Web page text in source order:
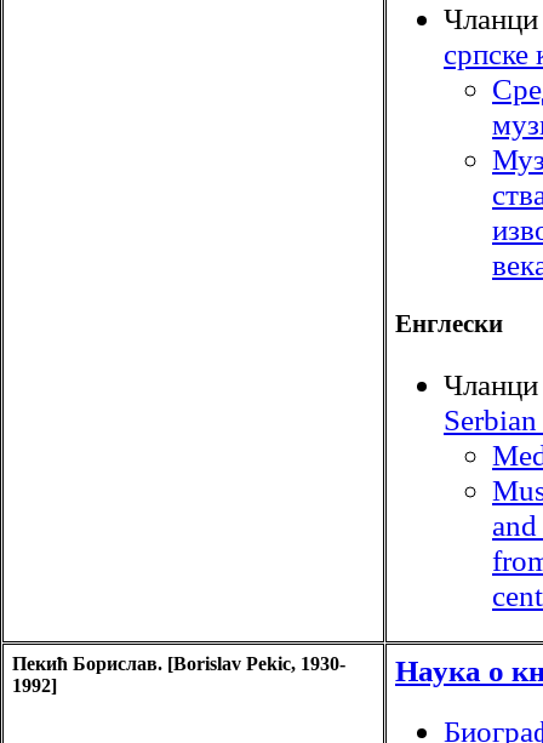
српске
Енглески
Пекић Борислав. [Borislav Pekic, 1930-
1992]
Наука о